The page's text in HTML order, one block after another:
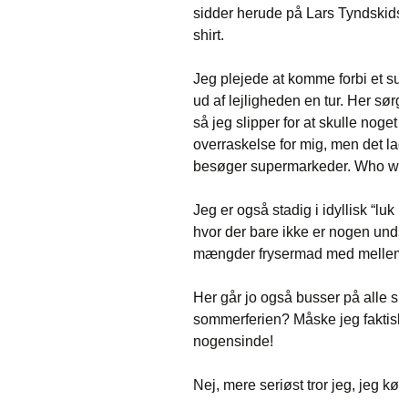
sidder herude på Lars
shirt.
Jeg plejede at komme forbi et
ud af lejligheden en tur. Her
så jeg slipper for at skulle
overraskelse for mig, men det
besøger supermarkeder. Who
Jeg er også stadig i idyllisk
hvor der bare ikke er nogen
mængder frysermad med
Her går jo også busser på alle
sommerferien? Måske jeg
nogensinde!
Nej, mere seriøst tror jeg, jeg